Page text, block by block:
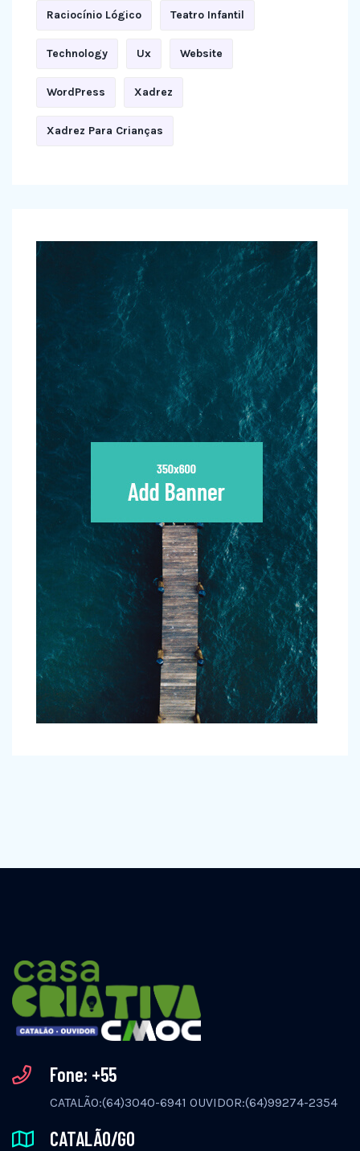
Raciocínio Lógico Teatro Infantil
Technology Ux Website
WordPress Xadrez
Xadrez Para Crianças
Fone: +55
CATALÃO:(64)3040-6941 OUVIDOR:(64)99274-2354
CATALÃO/GO